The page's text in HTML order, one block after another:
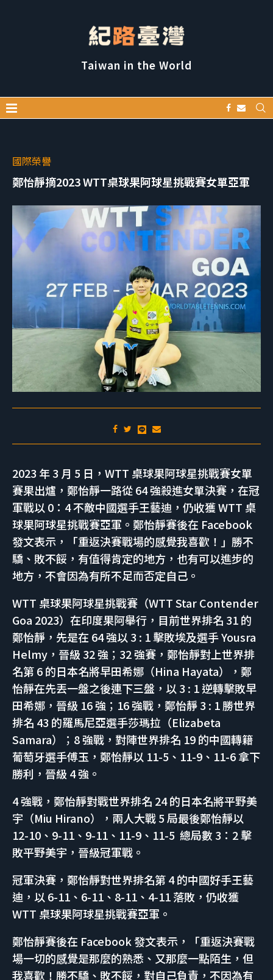
Taiwan in the World
國際榮譽
鄭怡靜摘2023 WTT桌球果阿球星挑戰賽女單亞軍
2023 年 3 月 5 日，WTT 桌球果阿球星挑戰賽女單
賽果出爐，鄭怡靜一路從 64 強殺進女單決賽，在冠
軍戰以 0：4 不敵中國選手王藝迪，仍收獲 WTT 桌
球果阿球星挑戰賽亞軍。鄭怡靜賽後在 Facebook
發文表示，「重返決賽戰場的感覺我喜歡！」勝不
驕、敗不餒，有值得肯定的地方，也有可以進步的
地方，不會因為有所不足而否定自己。
WTT 桌球果阿球星挑戰賽（WTT Star Contender
Goa 2023）在印度果阿舉行，目前世界排名 31 的
鄭怡靜，先是在 64 強以 3 : 1 擊敗埃及選手 Yousra
Helmy，晉級 32 強；32 強賽，鄭怡靜對上世界排
名第 6 的日本名將早田希娜（Hina Hayata），鄭
怡靜在先丟一盤之後連下三盤，以 3 : 1 逆轉擊敗早
田希娜，晉級 16 強；16 強戰，鄭怡靜 3 : 1 勝世界
排名 43 的羅馬尼亞選手莎瑪拉（Elizabeta
Samara）；8 強戰，對陣世界排名 19 的中國轉籍
葡萄牙選手傅玉，鄭怡靜以 11-5、11-9、11-6 拿下
勝利，晉級 4 強。
4 強戰，鄭怡靜對戰世界排名 24 的日本名將平野美
宇（Miu Hirano），兩人大戰 5 局最後鄭怡靜以
12-10、9-11、9-11、11-9、11-5 總局數 3：2 擊
敗平野美宇，晉級冠軍戰。
冠軍決賽，鄭怡靜對世界排名第 4 的中國好手王藝
迪，以 6-11、6-11、8-11、4-11 落敗，仍收獲
WTT 桌球果阿球星挑戰賽亞軍。
鄭怡靜賽後在 Facebook 發文表示，「重返決賽戰
場一切的感覺是那麼的熟悉、又那麼一點陌生，但
我喜歡！勝不驕、敗不餒，對自己負責，不因為有